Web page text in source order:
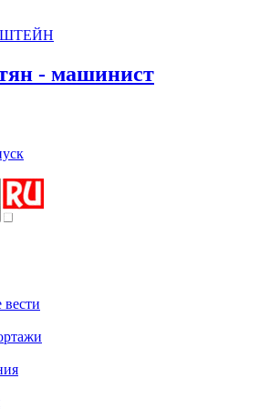
- машинист